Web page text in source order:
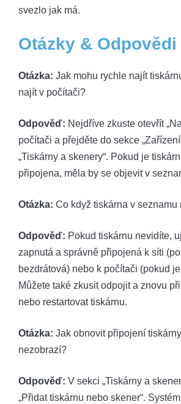
svezlo jak má.
Otázky & Odpovědi
Otázka: Jak mohu rychle najít
najít v počítači?
Odpověď: Nejdříve zkuste otevřít
počítači a přejděte do sekce
„Tiskárny a skenery“. Pokud je
připojena, měla by se objevit v
Otázka: Co když tiskárna v seznamu
Odpověď: Pokud tiskárnu nevidíte,
zapnutá a správně připojená k síti
bezdrátová) nebo k počítači (pokud
Můžete také zkusit odpojit a znovu
nebo restartovat tiskárnu.
Otázka: Jak obnovit připojení
nezobrazí?
Odpověď: V sekci „Tiskárny a
„Přidat tiskárnu nebo skener“.